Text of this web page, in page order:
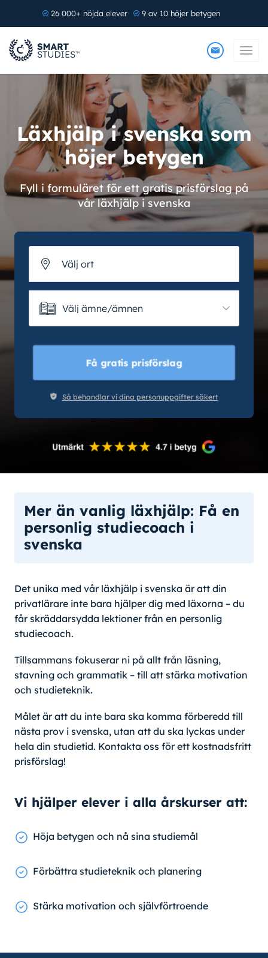
26 000+ nöjda elever 9 av 10 höjer betygen
Läxhjälp i svenska som
höjer betygen
Fyll i formuläret för ett gratis prisförslag på
vår läxhjälp i svenska
Välj ort
Välj ämne/ämnen
Välj ämne/ämnen
Få gratis prisförslag
Så behandlar vi dina personuppgifter säkert
Mer än vanlig läxhjälp: Få en
personlig studiecoach i
svenska
Det unika med vår läxhjälp i svenska är att din
privatlärare inte bara hjälper dig med läxorna – du
får skräddarsydda lektioner från en personlig
studiecoach.
Tillsammans fokuserar ni på allt från läsning,
stavning och grammatik – till att stärka motivation
och studieteknik.
Målet är att du inte bara ska komma förberedd till
nästa prov i svenska, utan att du ska lyckas under
hela din studietid. Kontakta oss för ett kostnadsfritt
prisförslag!
Vi hjälper elever i alla årskurser att:
Höja betygen och nå sina studiemål
Förbättra studieteknik och planering
Stärka motivation och självförtroende